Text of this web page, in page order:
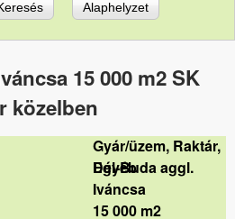
15 000 m2 SK
közelben
Gyár/üzem, Raktár,
Egyéb
Dél-Buda aggl.
Iváncsa
15 000 m2